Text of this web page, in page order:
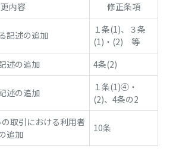
内容 修正条項
記述の追加
１条(1)、３条
(1)・(2) 等
述の追加
4条(2)
述の追加
１条(1)④・
(2)、4条の2
取引における利用者
追加
10条